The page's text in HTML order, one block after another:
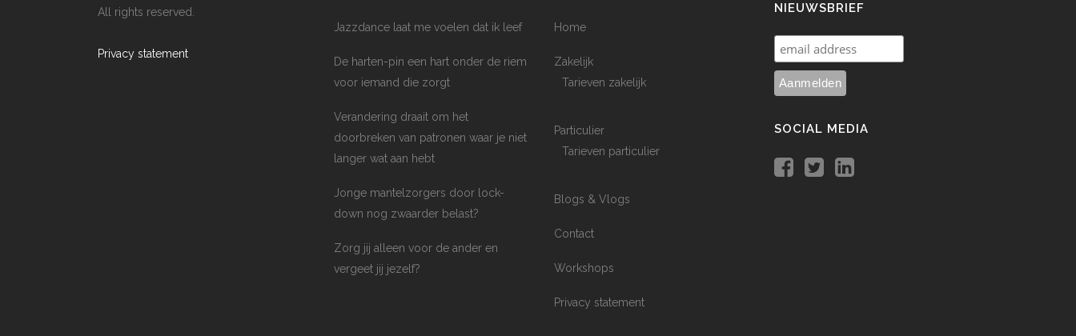
All rights reserved.
Privacy statement
Jazzdance laat me voelen dat ik leef
De harten-pin een hart onder de riem
voor iemand die zorgt
Verandering draait om het
doorbreken van patronen waar je niet
langer wat aan hebt
Jonge mantelzorgers door lock-
down nog zwaarder belast?
Zorg jij alleen voor de ander en
vergeet jij jezelf?
Home
Zakelijk
Tarieven zakelijk
Particulier
Tarieven particulier
Blogs & Vlogs
Contact
Workshops
Privacy statement
NIEUWSBRIEF
SOCIAL MEDIA